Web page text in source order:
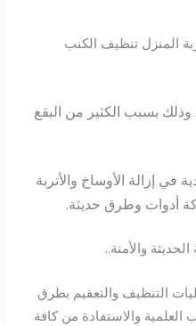
المنزل تنظيف الكنب
وذلك بسبب الكثير من البقع
في إزالة الأوساخ والأتربة
أدوات وطرق حديثة.
والأمنة..
التنظيف والتعقيم بطرق
العلمية والاستفادة من كافة